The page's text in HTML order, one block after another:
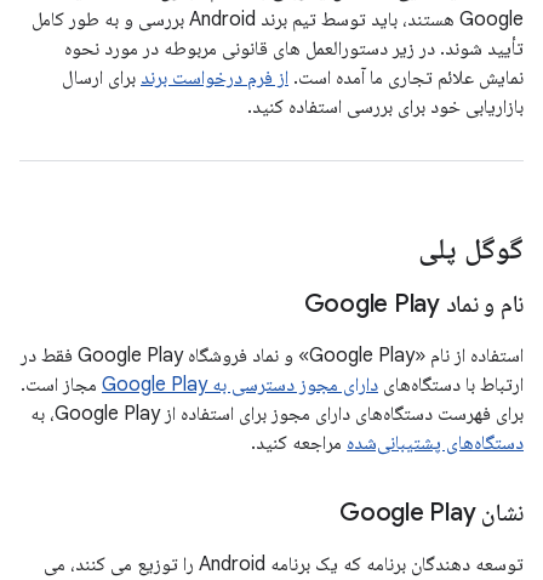
Google هستند، باید توسط تیم برند Android بررسی و به طور کامل
تأیید شوند. در زیر دستورالعمل های قانونی مربوطه در مورد نحوه
نمایش علائم تجاری ما آمده است. از فرم درخواست برند برای ارسال
بازاریابی خود برای بررسی استفاده کنید.
گوگل پلی
نام و نماد Google Play
استفاده از نام «Google Play» و نماد فروشگاه Google Play فقط در
ارتباط با دستگاه‌های دارای مجوز دسترسی به Google Play
مجاز است.
برای فهرست دستگاه‌های دارای مجوز برای استفاده از Google Play، به
دستگاه‌های پشتیبانی‌شده مراجعه کنید.
نشان Google Play
توسعه دهندگان برنامه که یک برنامه Android را توزیع می کنند، می